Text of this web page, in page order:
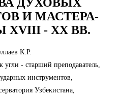
И МАСТЕРА-
- XX ВВ.
К.Р.
- старший преподаватель,
инструментов,
Узбекистана,